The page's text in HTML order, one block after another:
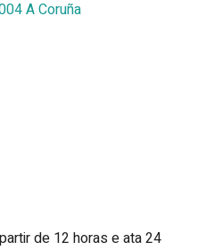
A Coruña
de 12 horas e ata 24